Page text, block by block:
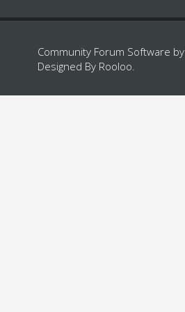
Community Forum Software by
Designed By Rooloo.